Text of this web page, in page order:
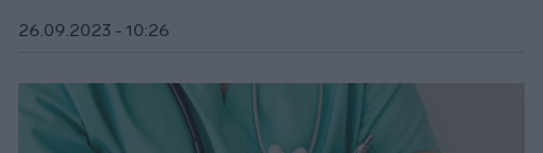
26.09.2023 - 10:26